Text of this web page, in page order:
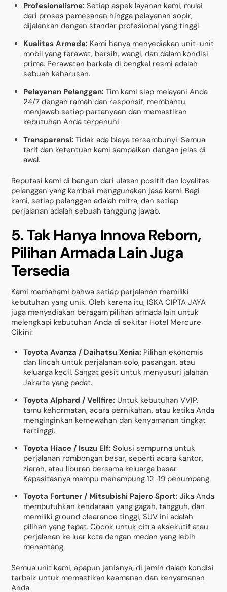
Profesionalisme: Setiap aspek layanan kami, mulai
dari proses pemesanan hingga pelayanan sopir,
dijalankan dengan standar profesional yang tinggi.
Kualitas Armada: Kami hanya menyediakan unit-unit
mobil yang terawat, bersih, wangi, dan dalam kondisi
prima. Perawatan berkala di bengkel resmi adalah
sebuah keharusan.
Pelayanan Pelanggan: Tim kami siap melayani Anda
24/7 dengan ramah dan responsif, membantu
menjawab setiap pertanyaan dan memastikan
kebutuhan Anda terpenuhi.
Transparansi: Tidak ada biaya tersembunyi. Semua
tarif dan ketentuan kami sampaikan dengan jelas di
awal.
Reputasi kami di bangun dari ulasan positif dan loyalitas
pelanggan yang kembali menggunakan jasa kami. Bagi
kami, setiap pelanggan adalah mitra, dan setiap
perjalanan adalah sebuah tanggung jawab.
5. Tak Hanya Innova Reborn,
Pilihan Armada Lain Juga
Tersedia
Kami memahami bahwa setiap perjalanan memiliki
kebutuhan yang unik. Oleh karena itu, ISKA CIPTA JAYA
juga menyediakan beragam pilihan armada lain untuk
melengkapi kebutuhan Anda di sekitar Hotel Mercure
Cikini:
Toyota Avanza / Daihatsu Xenia: Pilihan ekonomis
dan lincah untuk perjalanan solo, pasangan, atau
keluarga kecil. Sangat gesit untuk menyusuri jalanan
Jakarta yang padat.
Toyota Alphard / Vellfire: Untuk kebutuhan VVIP,
tamu kehormatan, acara pernikahan, atau ketika Anda
menginginkan kemewahan dan kenyamanan tingkat
tertinggi.
Toyota Hiace / Isuzu Elf: Solusi sempurna untuk
perjalanan rombongan besar, seperti acara kantor,
ziarah, atau liburan bersama keluarga besar.
Kapasitasnya mampu menampung 12-19 penumpang.
Toyota Fortuner / Mitsubishi Pajero Sport: Jika Anda
membutuhkan kendaraan yang gagah, tangguh, dan
memiliki ground clearance tinggi, SUV ini adalah
pilihan yang tepat. Cocok untuk citra eksekutif atau
perjalanan ke luar kota dengan medan yang lebih
menantang.
Semua unit kami, apapun jenisnya, di jamin dalam kondisi
terbaik untuk memastikan keamanan dan kenyamanan
Anda.